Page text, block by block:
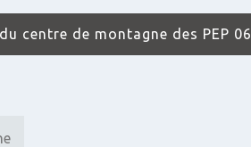
centre de montagne des PEP 06